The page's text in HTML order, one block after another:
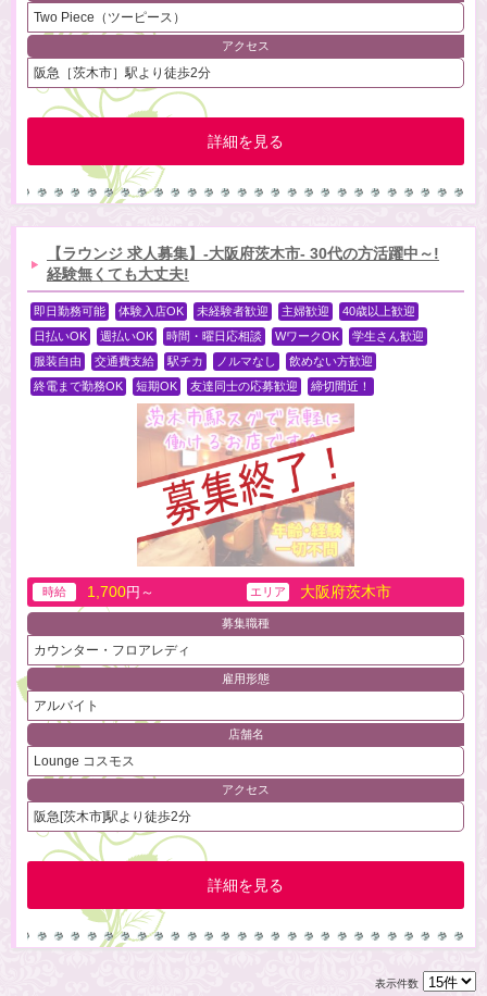
Two Piece（ツーピース）
アクセス
阪急［茨木市］駅より徒歩2分
詳細を見る
【ラウンジ 求人募集】-大阪府茨木市- 30代の方活躍中～!
経験無くても大丈夫!
即日勤務可能 体験入店OK 未経験者歓迎 主婦歓迎
40歳以上歓迎
日払いOK
週払いOK 時間・曜日応相談 WワークOK
学生さん歓迎
服装自由
交通費支給 駅チカ ノルマなし
飲めない方歓迎
終電まで勤務OK
短期OK 友達同士の応募歓迎 締切間近！
時給 1,700円～ エリア 大阪府茨木市
募集職種
カウンター・フロアレディ
雇用形態
アルバイト
店舗名
Lounge コスモス
アクセス
阪急[茨木市]駅より徒歩2分
詳細を見る
表示件数